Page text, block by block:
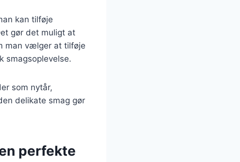
kan tilføje
gør det muligt at
man vælger at tilføje
smagsoplevelse.
som nytår,
delikate smag gør
perfekte